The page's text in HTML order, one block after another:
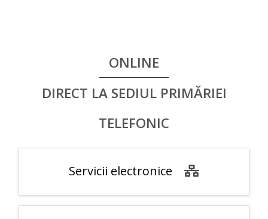
ONLINE
DIRECT LA SEDIUL PRIMĂRIEI
TELEFONIC
Servicii electronice